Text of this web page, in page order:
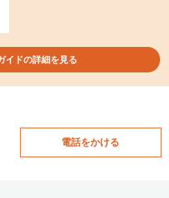
イドの詳細を見る
電話をかける